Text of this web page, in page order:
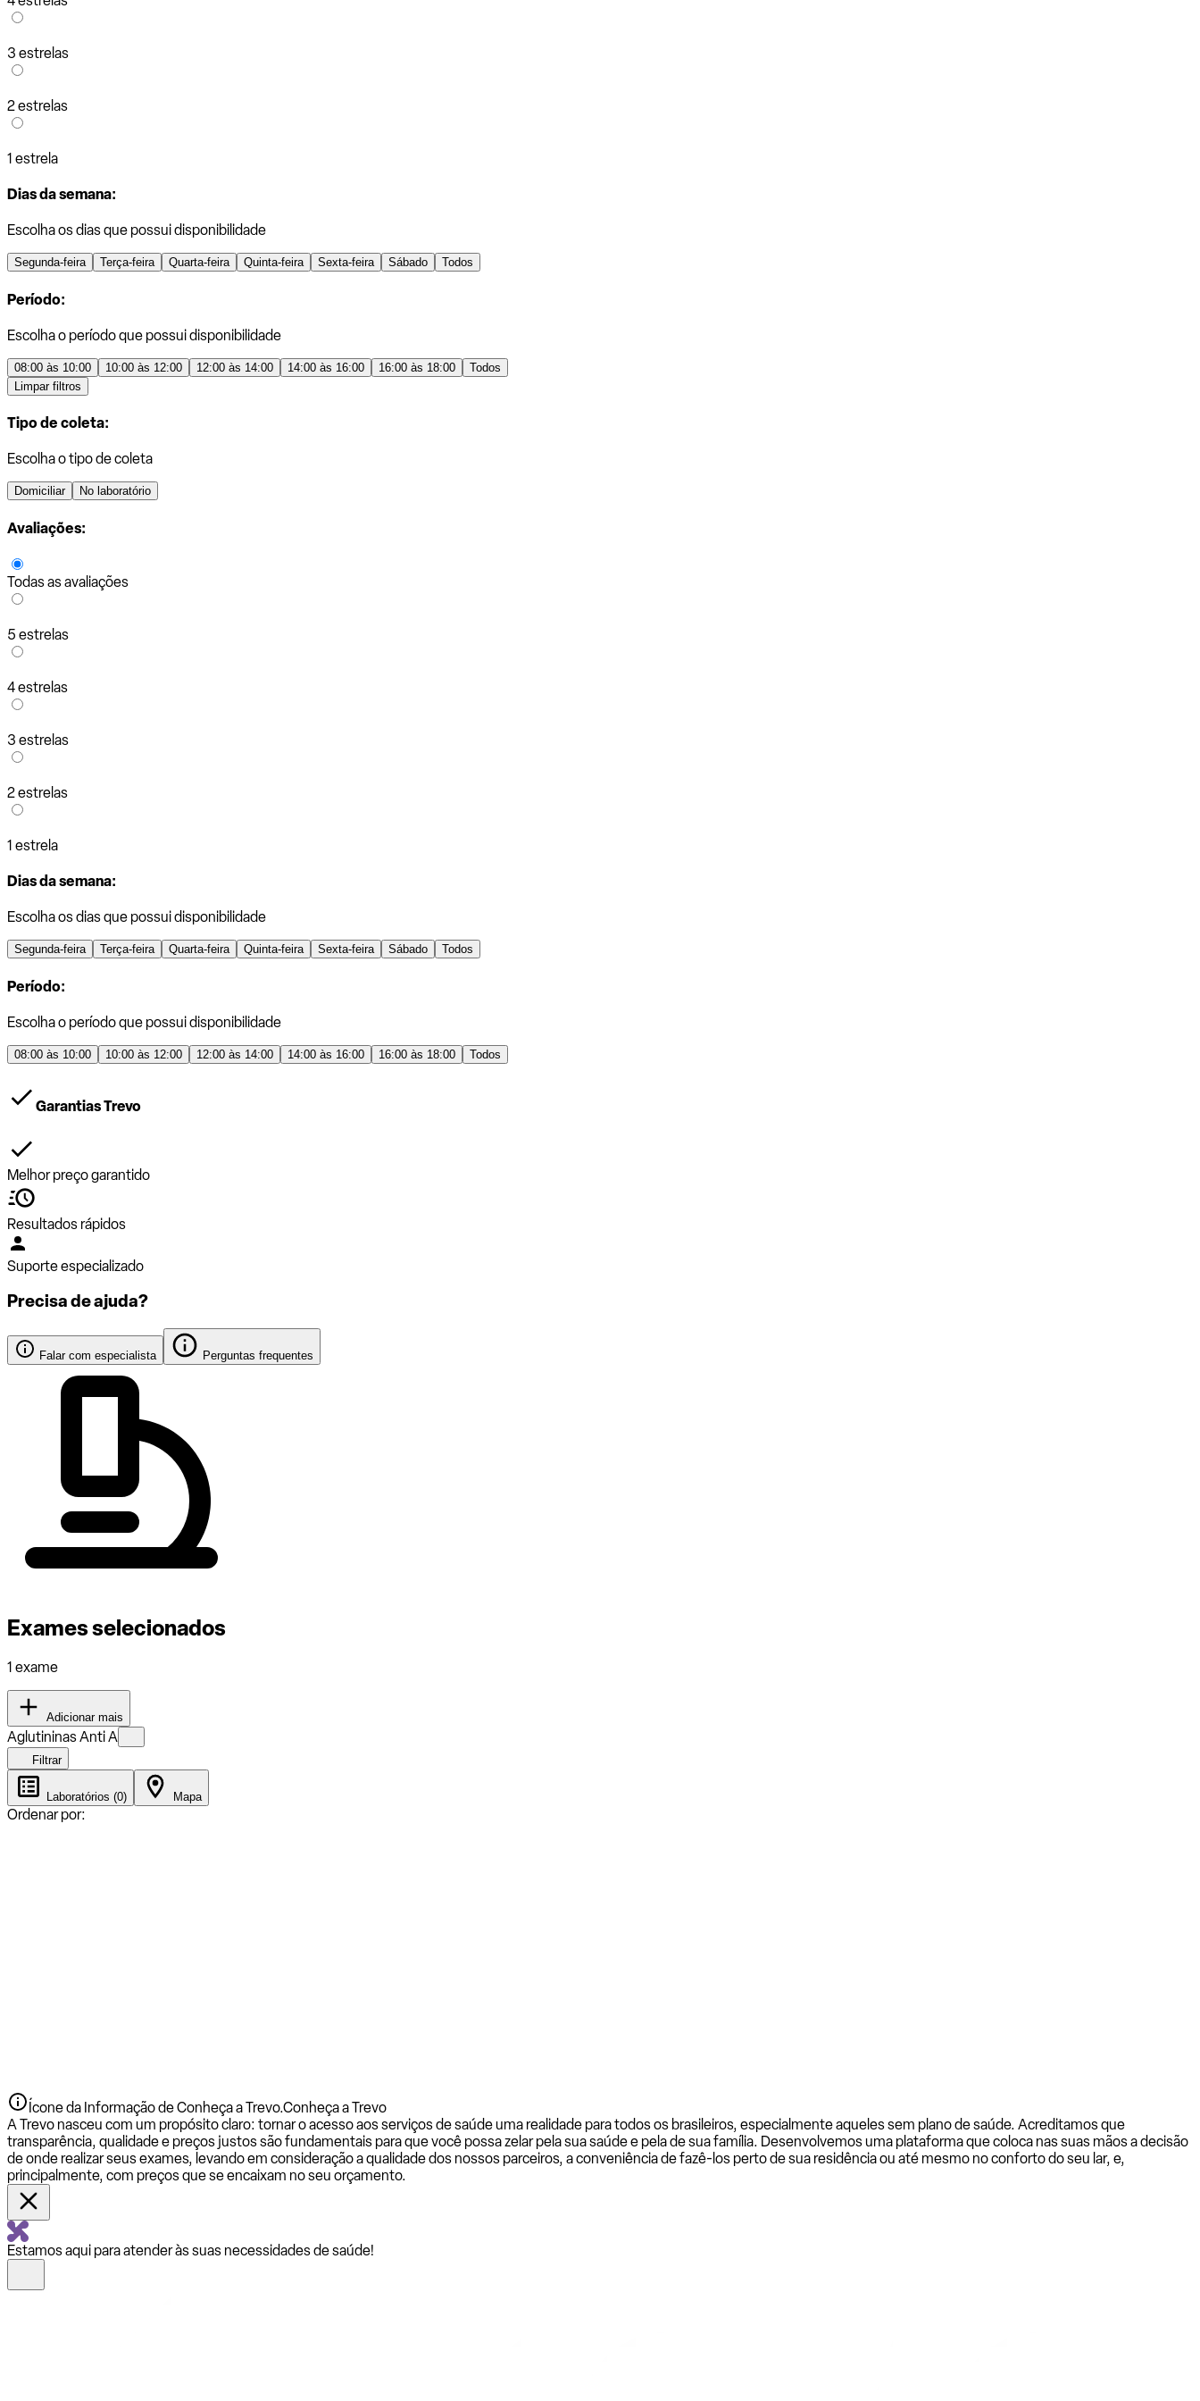
3 estrelas
2 estrelas
1 estrela
Dias da semana:
Escolha os dias que possui disponibilidade
Segunda-feira Terça-feira Quarta-feira Quinta-feira Sexta-feira Sábado Todos
Período:
Escolha o período que possui disponibilidade
08:00 às 10:00 10:00 às 12:00 12:00 às 14:00 14:00 às 16:00 16:00 às 18:00
Todos
Limpar filtros
Tipo de coleta:
Escolha o tipo de coleta
Domiciliar No laboratório
Avaliações:
Todas as avaliações
5 estrelas
4 estrelas
3 estrelas
2 estrelas
1 estrela
Dias da semana:
Escolha os dias que possui disponibilidade
Segunda-feira Terça-feira Quarta-feira Quinta-feira Sexta-feira Sábado Todos
Período:
Escolha o período que possui disponibilidade
08:00 às 10:00 10:00 às 12:00 12:00 às 14:00 14:00 às 16:00 16:00 às 18:00 Todos
Garantias Trevo
Melhor preço garantido
Resultados rápidos
Suporte especializado
Precisa de ajuda?
Falar com especialista Perguntas frequentes
Exames selecionados
1 exame
Adicionar mais
Aglutininas Anti A
Filtrar
Laboratórios (0) Mapa
Ordenar por:
Ícone da Informação de Conheça a Trevo.Conheça a Trevo
A Trevo nasceu com um propósito claro: tornar o acesso aos serviços de saúde uma realidade para todos os brasileiros, especialmente aqueles sem plano de saúde. Acreditamos que
transparência, qualidade e preços justos são fundamentais para que você possa zelar pela sua saúde e pela de sua família. Desenvolvemos uma plataforma que coloca nas suas mãos a decisão
de onde realizar seus exames, levando em consideração a qualidade dos nossos parceiros, a conveniência de fazê-los perto de sua residência ou até mesmo no conforto do seu lar, e,
principalmente, com preços que se encaixam no seu orçamento.
Estamos aqui para atender às suas necessidades de saúde!